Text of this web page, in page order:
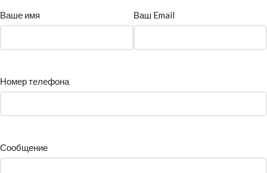
Ваше имя Ваш Email
Номер телефона
Сообщение